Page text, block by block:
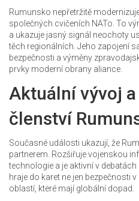
Rumunsko nepřetržitě
společných cvičeních NATo. To
a ukazuje jasný signál neochoty
těch regionálních. Jeho zapojení
bezpečnosti a výměny
prvky moderní obrany aliance.
Aktuální vývoj
členství
Současné události ukazují, že
partnerem. Rozšiřuje vojenskou
technologie a je aktivní v
hraje do karet ne jen bezpečnosti
oblastí, které mají globální dopad.